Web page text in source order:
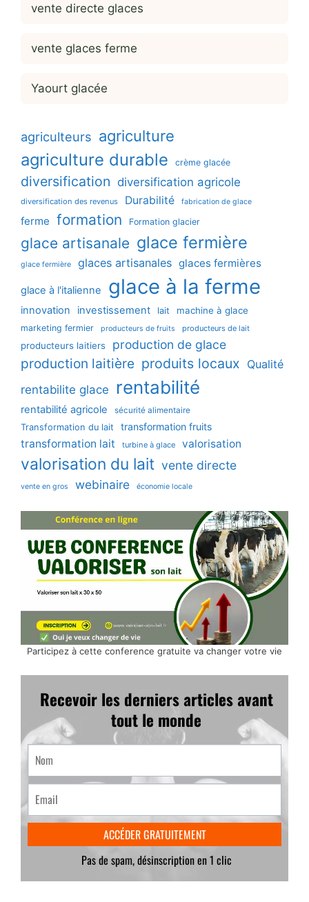
vente directe glaces
vente glaces ferme
Yaourt glacée
agriculteurs agriculture
agriculture durable crème glacée
diversification diversification agricole
diversification des revenus Durabilité fabrication de glace
ferme formation Formation glacier
glace artisanale glace fermière
glace fermière glaces artisanales glaces fermières
glace à l'italienne glace à la ferme
innovation investissement lait machine à glace
marketing fermier producteurs de fruits producteurs de lait
producteurs laitiers production de glace
production laitière produits locaux Qualité
rentabilite glace
rentabilité
rentabilité agricole sécurité alimentaire
Transformation du lait transformation fruits
transformation lait turbine à glace valorisation
valorisation du lait vente directe
vente en gros webinaire économie locale
Participez à cette conference gratuite va changer votre vie